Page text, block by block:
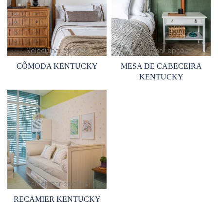
Selecionar opções
CÔMODA KENTUCKY
Selecionar opções
MESA DE CABECEIRA
KENTUCKY
Selecionar opções
RECAMIER KENTUCKY